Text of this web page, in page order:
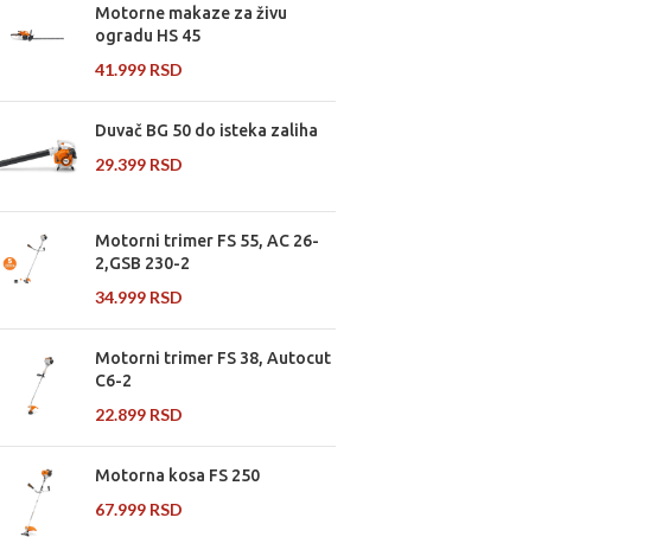
Motorne makaze za živu
ogradu HS 45
41.999 RSD
Duvač BG 50 do isteka zaliha
29.399 RSD
Motorni trimer FS 55, AC 26-
2,GSB 230-2
34.999 RSD
Motorni trimer FS 38, Autocut
C6-2
22.899 RSD
Motorna kosa FS 250
67.999 RSD